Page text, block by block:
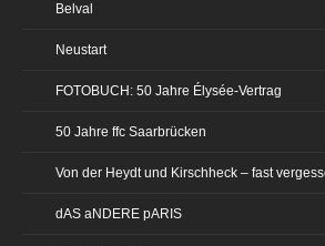
Belval
Neustart
FOTOBUCH: 50 Jahre Élysée-Vertrag
50 Jahre ffc Saarbrücken
Von der Heydt und Kirschheck – fast
dAS aNDERE pARIS